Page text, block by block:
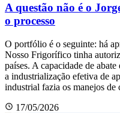
A questão não é o
o processo
O portfólio é o seguinte: há
Nosso Frigorífico tinha
países. A capacidade de
a industrialização efetiva de
industrial fazia os manejos
17/05/2026